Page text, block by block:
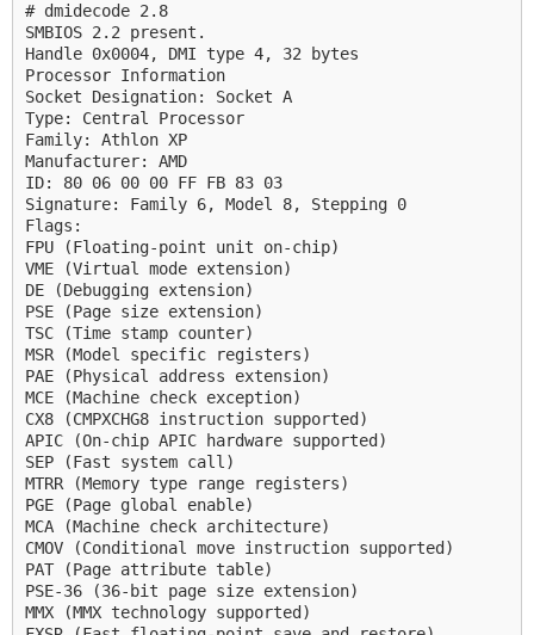
# dmidecode 2.8
SMBIOS 2.2 present.
Handle 0x0004, DMI type 4, 32 bytes
Processor Information
Socket Designation: Socket A
Type: Central Processor
Family: Athlon XP
Manufacturer: AMD
ID: 80 06 00 00 FF FB 83 03
Signature: Family 6, Model 8, Stepping 0
Flags:
FPU (Floating-point unit on-chip)
VME (Virtual mode extension)
DE (Debugging extension)
PSE (Page size extension)
TSC (Time stamp counter)
MSR (Model specific registers)
PAE (Physical address extension)
MCE (Machine check exception)
CX8 (CMPXCHG8 instruction supported)
APIC (On-chip APIC hardware supported)
SEP (Fast system call)
MTRR (Memory type range registers)
PGE (Page global enable)
MCA (Machine check architecture)
CMOV (Conditional move instruction supported)
PAT (Page attribute table)
PSE-36 (36-bit page size extension)
MMX (MMX technology supported)